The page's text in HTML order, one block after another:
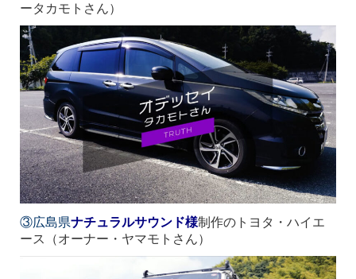
ータカモト さん）
③広島県ナチュラルサウンド様制作のトヨタ・ハイエ
ース（オーナー・ヤマモトさん）